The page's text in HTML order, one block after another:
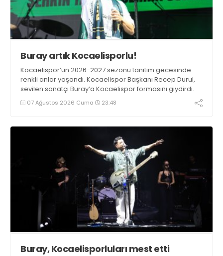
Buray artık Kocaelisporlu!
Kocaelispor’un 2026-2027 sezonu tanıtım gecesinde
renkli anlar yaşandı. Kocaelispor Başkanı Recep Durul,
sevilen sanatçı Buray’a Kocaelispor formasını giydirdi.
07 Ağustos 2026 Cuma 23:48
Buray, Kocaelisporluları mest etti